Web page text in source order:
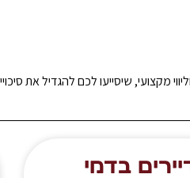
מקצועי, שיסייעו לכם להגדיל את
בדמי